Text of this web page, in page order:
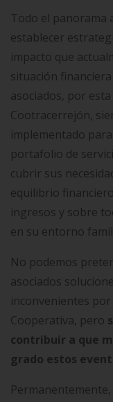
Todo el panorama
establecer
impacto que
situación
asociados, por
Cootracerrejón,
implementado
portafolio de
cubrir sus
equilibrio
ingresos y sobre
en su entorno
No podemos
asociados
inconvenientes por
Cooperativa, pero
contribuir a que
grado estos